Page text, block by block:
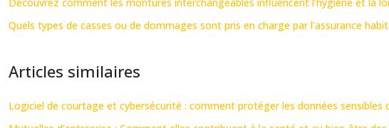
Quels types de casses ou de dommages sont pris en charge par l’assurance
Articles similaires
Logiciel de courtage et cybersécurité : comment protéger les données sensibles